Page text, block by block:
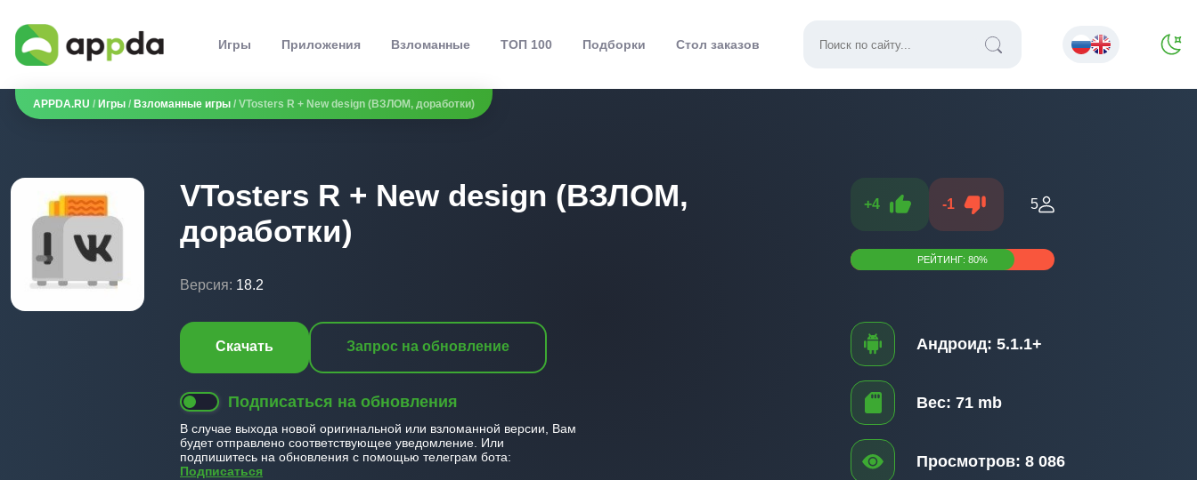
Игры Приложения Взломанные ТОП 100 Подборки Стол заказов
APPDA.RU / Игры / Взломанные игры / VTosters R + New design (ВЗЛОМ, доработки)
VTosters R + New design (ВЗЛОМ,
доработки)
Версия: 18.2
Скачать Запрос на обновление
Подписаться на обновления
В случае выхода новой оригинальной или взломанной версии, Вам
будет отправлено соответствующее уведомление. Или
подпишитесь на обновления с помощью телеграм бота:
Подписаться
+4 -1 5
РЕЙТИНГ:80%
Андроид: 5.1.1+
Вес: 71 mb
Просмотров: 8 086